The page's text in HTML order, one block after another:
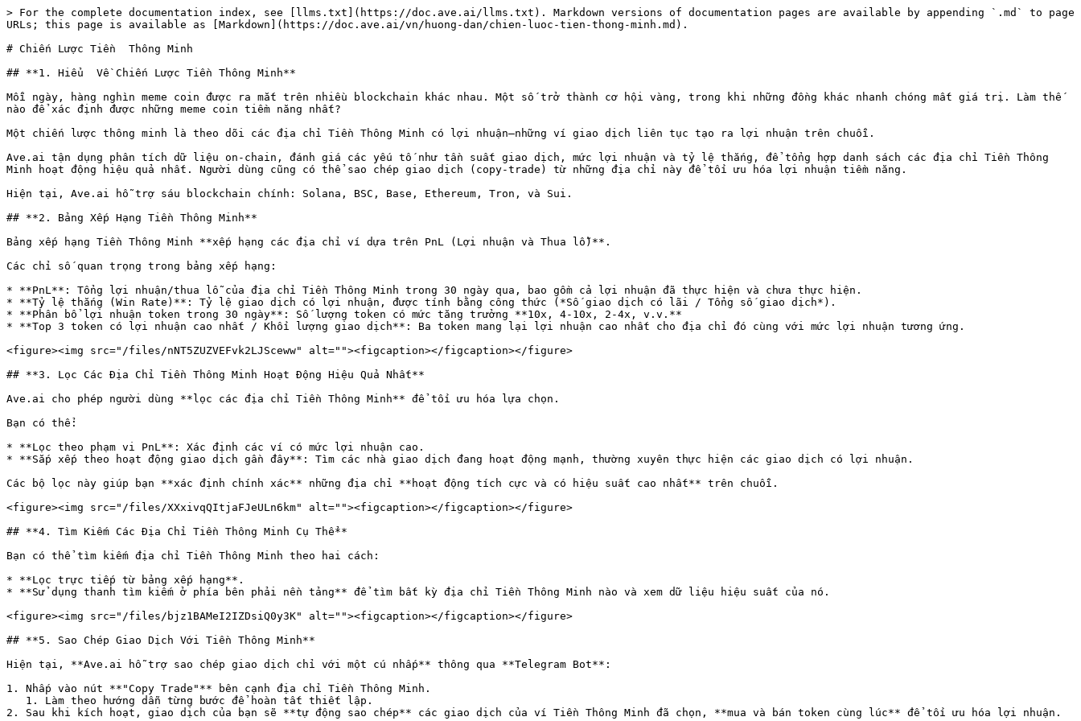
> For the complete documentation index, see [llms.txt](https://doc.ave.ai/llms.txt). Markdown versions of documentation pages are available by appending `.md` to page
URLs; this page is available as [Markdown](https://doc.ave.ai/vn/huong-dan/chien-luoc-tien-thong-minh.md).
# Chiến Lược Tiền  Thông Minh
## **1. Hiểu  Về Chiến Lược Tiền Thông Minh**
Mỗi ngày, hàng nghìn meme coin được ra mắt trên nhiều blockchain khác nhau. Một số trở thành cơ hội vàng, trong khi những đồng khác nhanh chóng mất giá trị. Làm thế
nào để xác định được những meme coin tiềm năng nhất?
Một chiến lược thông minh là theo dõi các địa chỉ Tiền Thông Minh có lợi nhuận—những ví giao dịch liên tục tạo ra lợi nhuận trên chuỗi.
Ave.ai tận dụng phân tích dữ liệu on-chain, đánh giá các yếu tố như tần suất giao dịch, mức lợi nhuận và tỷ lệ thắng, để tổng hợp danh sách các địa chỉ Tiền Thông
Minh hoạt động hiệu quả nhất. Người dùng cũng có thể sao chép giao dịch (copy-trade) từ những địa chỉ này để tối ưu hóa lợi nhuận tiềm năng.
Hiện tại, Ave.ai hỗ trợ sáu blockchain chính: Solana, BSC, Base, Ethereum, Tron, và Sui.
## **2. Bảng Xếp Hạng Tiền Thông Minh**
Bảng xếp hạng Tiền Thông Minh **xếp hạng các địa chỉ ví dựa trên PnL (Lợi nhuận và Thua lỗ)**.
Các chỉ số quan trọng trong bảng xếp hạng:
* **PnL**: Tổng lợi nhuận/thua lỗ của địa chỉ Tiền Thông Minh trong 30 ngày qua, bao gồm cả lợi nhuận đã thực hiện và chưa thực hiện.
* **Tỷ lệ thắng (Win Rate)**: Tỷ lệ giao dịch có lợi nhuận, được tính bằng công thức (*Số giao dịch có lãi / Tổng số giao dịch*).
* **Phân bổ lợi nhuận token trong 30 ngày**: Số lượng token có mức tăng trưởng **10x, 4-10x, 2-4x, v.v.**
* **Top 3 token có lợi nhuận cao nhất / Khối lượng giao dịch**: Ba token mang lại lợi nhuận cao nhất cho địa chỉ đó cùng với mức lợi nhuận tương ứng.
<figure><img src="/files/nNT5ZUZVEFvk2LJSceww" alt=""><figcaption></figcaption></figure>
## **3. Lọc Các Địa Chỉ Tiền Thông Minh Hoạt Động Hiệu Quả Nhất**
Ave.ai cho phép người dùng **lọc các địa chỉ Tiền Thông Minh** để tối ưu hóa lựa chọn.
Bạn có thể:
* **Lọc theo phạm vi PnL**: Xác định các ví có mức lợi nhuận cao.
* **Sắp xếp theo hoạt động giao dịch gần đây**: Tìm các nhà giao dịch đang hoạt động mạnh, thường xuyên thực hiện các giao dịch có lợi nhuận.
Các bộ lọc này giúp bạn **xác định chính xác** những địa chỉ **hoạt động tích cực và có hiệu suất cao nhất** trên chuỗi.
<figure><img src="/files/XXxivqQItjaFJeULn6km" alt=""><figcaption></figcaption></figure>
## **4. Tìm Kiếm Các Địa Chỉ Tiền Thông Minh Cụ Thể**
Bạn có thể tìm kiếm địa chỉ Tiền Thông Minh theo hai cách:
* **Lọc trực tiếp từ bảng xếp hạng**.
* **Sử dụng thanh tìm kiếm ở phía bên phải nền tảng** để tìm bất kỳ địa chỉ Tiền Thông Minh nào và xem dữ liệu hiệu suất của nó.
<figure><img src="/files/bjz1BAMeI2IZDsiQ0y3K" alt=""><figcaption></figcaption></figure>
## **5. Sao Chép Giao Dịch Với Tiền Thông Minh**
Hiện tại, **Ave.ai hỗ trợ sao chép giao dịch chỉ với một cú nhấp** thông qua **Telegram Bot**:
1. Nhấp vào nút **"Copy Trade"** bên cạnh địa chỉ Tiền Thông Minh.
2. Sau khi kích hoạt, giao dịch của bạn sẽ **tự động sao chép** các giao dịch của ví Tiền Thông Minh đã chọn, **mua và bán token cùng lúc** để tối ưu hóa lợi nhuận.